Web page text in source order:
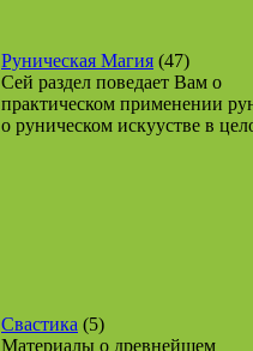
Руническая Магия (47)
Сей раздел поведает Вам о
практическом применении
о руническом искуустве в
Свастика (5)
Материалы о древнейшем